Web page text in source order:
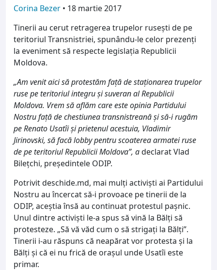
Corina Bezer • 18 martie 2017
Tinerii au cerut retragerea trupelor rusești de pe
teritoriul Transnistriei, spunându-le celor prezenți
la eveniment să respecte legislația Republicii
Moldova.
„Am venit aici să protestăm față de staționarea trupelor
ruse pe teritoriul integru și suveran al Republicii
Moldova. Vrem să aflăm care este opinia Partidului
Nostru față de chestiunea transnistreană și să-i rugăm
pe Renato Usatîi și prietenul acestuia, Vladimir
Jirinovski, să facă lobby pentru scoaterea armatei ruse
de pe teritoriul Republicii Moldova”, adeclarat Vlad
Bilețchi, președintele ODIP.
Potrivit deschide.md, mai mulți activiști ai Partidului
Nostru au încercat să-i provoace pe tinerii de la
ODIP, aceștia însă au continuat protestul pașnic.
Unul dintre activiști le-a spus să vină la Bălți să
protesteze. „Să vă văd cum o să strigați la Bălți”.
Tinerii i-au răspuns că neapărat vor protesta și la
Bălți și că ei nu frică de orașul unde Usatîi este
primar.